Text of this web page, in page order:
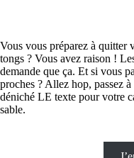
Vous vous préparez à quitter
tongs ? Vous avez raison !
demande que ça. Et si vous
proches ? Allez hop, passez
déniché LE texte pour votre
sable.